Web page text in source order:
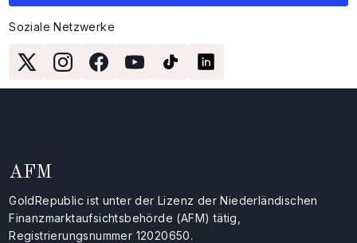
Soziale Netzwerke
AFM
GoldRepublic ist unter der Lizenz der Niederländischen
Finanzmarktaufsichtsbehörde (AFM) tätig,
Registrierungsnummer 12020650.